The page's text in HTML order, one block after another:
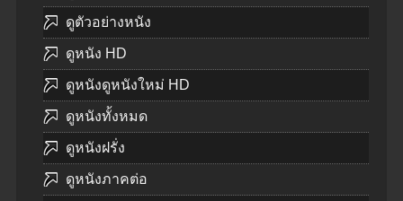
ดูตัวอย่างหนัง
ดูหนัง HD
ดูหนังดูหนังใหม่ HD
ดูหนังทั้งหมด
ดูหนังฝรั่ง
ดูหนังภาคต่อ